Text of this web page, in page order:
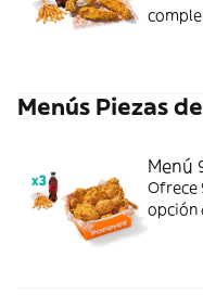
Menús Piezas
Menú
Ofrece
opción